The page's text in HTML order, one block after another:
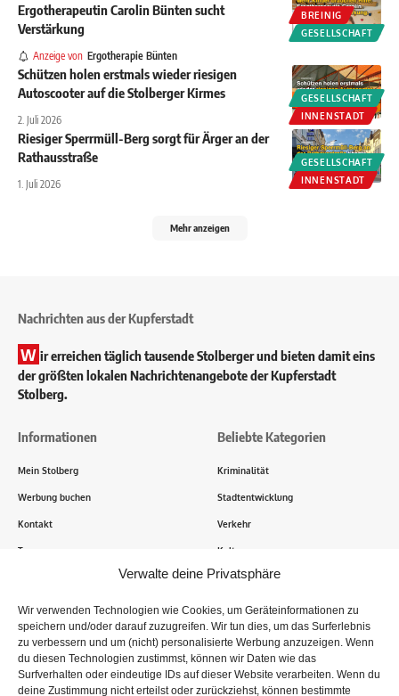
Verwalte deine Privatsphäre
Wir verwenden Technologien wie Cookies, um Geräteinformationen zu
speichern und/oder darauf zuzugreifen. Wir tun dies, um das Surferlebnis
zu verbessern und um (nicht) personalisierte Werbung anzuzeigen. Wenn
du diesen Technologien zustimmst, können wir Daten wie das
Surfverhalten oder eindeutige IDs auf dieser Website verarbeiten. Wenn du
deine Zustimmung nicht erteilst oder zurückziehst, können bestimmte
BREINIG
GESELLSCHAFT
Ergotherapeutin Carolin Bünten sucht
Verstärkung
Anzeige von Ergotherapie Bünten
GESELLSCHAFT
INNENSTADT
Schützen holen erstmals wieder riesigen
Autoscooter auf die Stolberger Kirmes
2. Juli 2026
GESELLSCHAFT
INNENSTADT
Riesiger Sperrmüll-Berg sorgt für Ärger an der
Rathausstraße
1. Juli 2026
Mehr anzeigen
Nachrichten aus der Kupferstadt
W ir erreichen täglich tausende Stolberger und bieten damit eins
der größten lokalen Nachrichtenangebote der Kupferstadt
Stolberg.
Informationen
Mein Stolberg
Werbung buchen
Kontakt
Transparenz
Beliebte Kategorien
Kriminalität
Stadtentwicklung
Verkehr
Kultur
Tausende Stolberger sind bereits dabei! Du sendest uns
Informationen, Bilder und Erlebnisse aus der Kupferstadt – Wir
recherchieren, sammeln Informationen und berichten!